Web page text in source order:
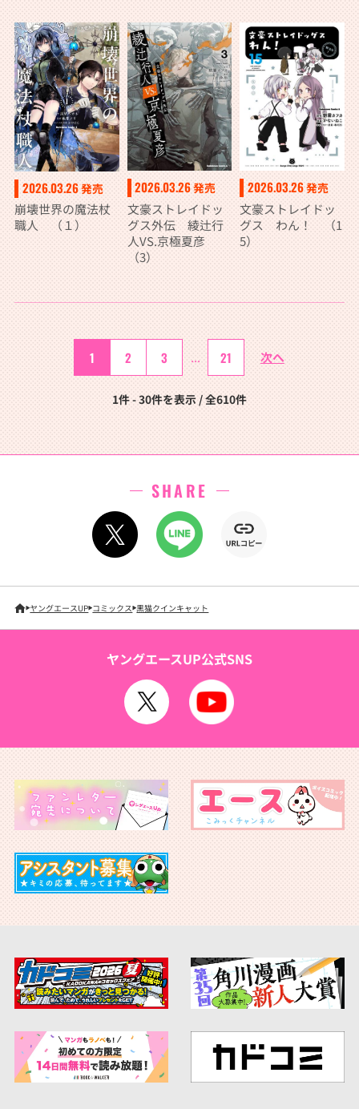
り弱点である魔力
不足を克服し世界
最強へと至る 7
2026.03.26発売
崩壊世界の魔法杖
職人 （１）
2026.03.26発売
文豪ストレイドッ
グス外伝 綾辻行
人VS.京極夏彦
（3）
2026.03.26発売
文豪ストレイドッ
グス わん！ （1
5）
1 2 3 ... 21 次へ
1件 - 30件を表示 / 全610件
SHARE
ヤングエースUP コミックス 黒猫クインキャット
ヤングエースUP公式SNS